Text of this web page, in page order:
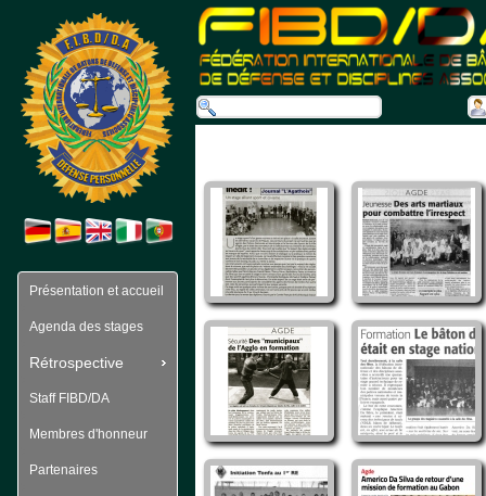
Présentation et accueil
Agenda des stages
Rétrospective
Staff FIBD/DA
Membres d'honneur
Partenaires